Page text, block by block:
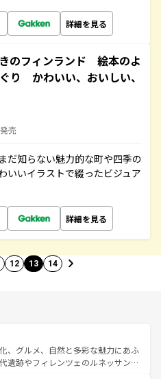
詳細を見る
のフィンランド 絵本のよ
り かわいい、おいしい、
売
だ知らない魅力的な町や四季の
いいイラストで綴ったビジュア
詳細を見る
12 13 14
、グルメ、自然と多彩な魅力にあふ
遺跡やフィレンツェのルネッサンス